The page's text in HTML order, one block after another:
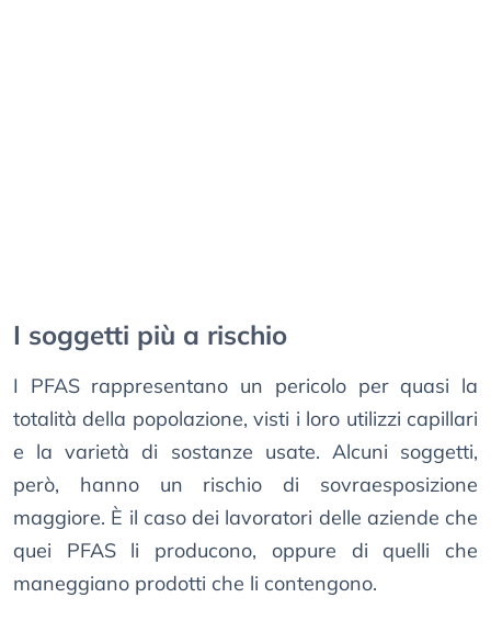
I soggetti più a rischio
I PFAS rappresentano un pericolo per quasi la
totalità della popolazione, visti i loro utilizzi capillari
e la varietà di sostanze usate. Alcuni soggetti,
però, hanno un rischio di sovraesposizione
maggiore. È il caso dei lavoratori delle aziende che
quei PFAS li producono, oppure di quelli che
maneggiano prodotti che li contengono.